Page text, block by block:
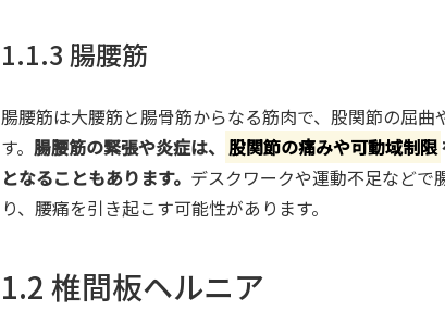
1.1.3 腸腰筋
腸腰筋は大腰筋と腸骨筋からなる筋肉で、股関節の屈
す。 腸腰筋の緊張や炎症は、 股関節の痛みや可動域制限
となることもあります。 デスクワークや運動不足などで
り、腰痛を引き起こす可能性があります。
1.2 椎間板ヘルニア